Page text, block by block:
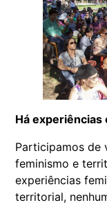
Há
Participamos de
feminismo e
experiências
territorial,